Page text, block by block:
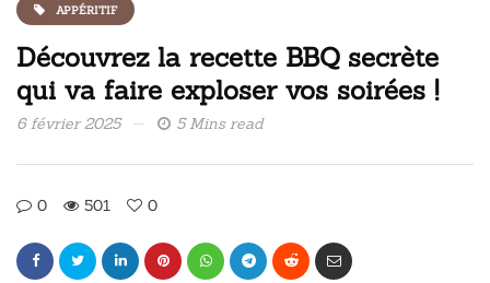
APPÉRITIF
Découvrez la recette BBQ secrète
qui va faire exploser vos soirées !
6 février 2025 5 Mins read
0 501 0